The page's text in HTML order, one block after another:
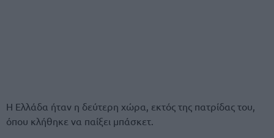
Η Ελλάδα ήταν η δεύτερη χώρα, εκτός της πατρίδας του,
όπου κλήθηκε να παίξει μπάσκετ.